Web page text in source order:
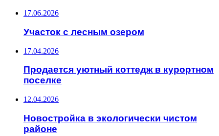
17.06.2026
Участок с лесным озером
17.04.2026
Продается уютный коттедж в курортном
поселке
12.04.2026
Новостройка в экологически чистом
районе